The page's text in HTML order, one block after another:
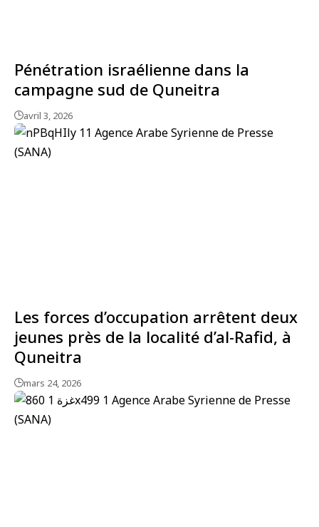
Pénétration israélienne dans la
campagne sud de Quneitra
avril 3, 2026
Les forces d’occupation arrêtent deux
jeunes près de la localité d’al-Rafid, à
Quneitra
mars 24, 2026